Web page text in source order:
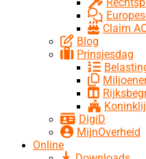
Claim
Blog
Prinsjesdag
DigiD
MijnOverheid
Online